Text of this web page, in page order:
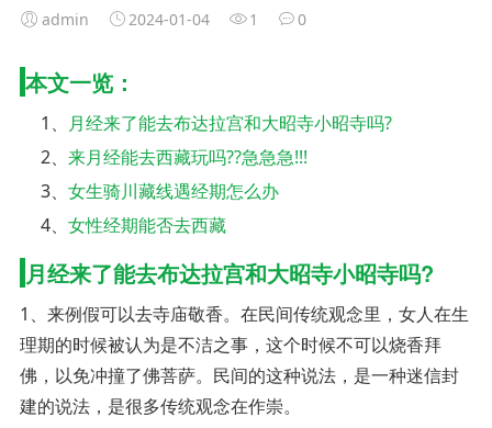
admin 2024-01-04 1 0
本文一览：
1、 月经来了能去布达拉宫和大昭寺小昭寺吗?
2、来月经能去西藏玩吗??急急急!!!
3、女生骑川藏线遇经期怎么办
4、女性经期能否去西藏
月经来了能去布达拉宫和大昭寺小昭寺吗?
1、来例假可以去寺庙敬香。在民间传统观念里，女人在生
理期的时候被认为是不洁之事，这个时候不可以烧香拜
佛，以免冲撞了佛菩萨。民间的这种说法，是一种迷信封
建的说法，是很多传统观念在作崇。